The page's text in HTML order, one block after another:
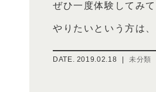
ぜひ一度体験してみ
やりたいという方は
DATE. 2019.02.18 未分類